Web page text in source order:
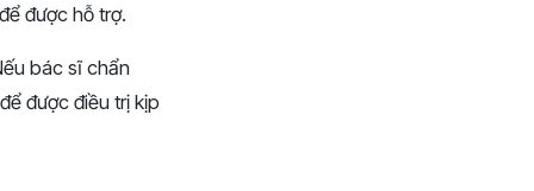
được hỗ trợ.
bác sĩ chẩn
được điều trị kịp